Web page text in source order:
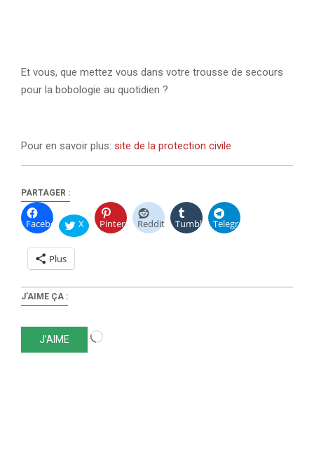
Et vous, que mettez vous dans votre trousse de secours
pour la bobologie au quotidien ?
Pour en savoir plus: site de la protection civile
PARTAGER :
Facebook X Pinterest Reddit Tumblr Telegram
Plus
J’AIME ÇA :
J’AIME